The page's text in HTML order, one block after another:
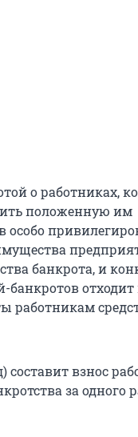
о работниках,
положенную им
особо
банкрота, и
отходит
работникам
составит взнос
за одного